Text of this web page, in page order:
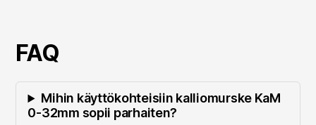
FAQ
Mihin käyttökohteisiin kalliomurske KaM
0-32mm sopii parhaiten?